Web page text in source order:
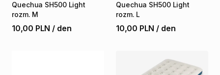
Quechua SH500 Light
rozm. M
10,00 PLN / den
Quechua SH500 Light
rozm. L
10,00 PLN / den